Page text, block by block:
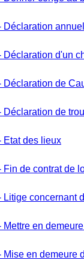
Déclaration
d'un
de
Déclaration de
Etat des lieux
Fin de contrat de
en
en demeure